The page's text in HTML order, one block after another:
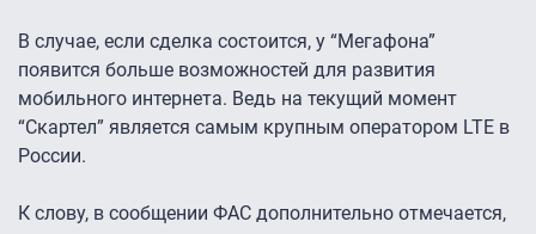
В случае, если сделка состоится, у “Мегафона”
появится больше возможностей для развития
мобильного интернета. Ведь на текущий момент
“Скартел” является самым крупным оператором LTE в
России.
К слову, в сообщении ФАС дополнительно отмечается,